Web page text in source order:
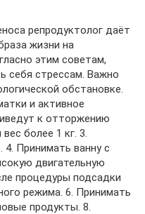
репродуктолог даёт
жизни на
этим советам,
себя стрессам. Важно
обстановке.
и активное
к отторжению
более 1 кг. 3.
Принимать ванну с
двигательную
процедуры подсадки
режима. 6. Принимать
продукты. 8.